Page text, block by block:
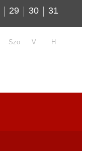
29 30 31
Szo V H